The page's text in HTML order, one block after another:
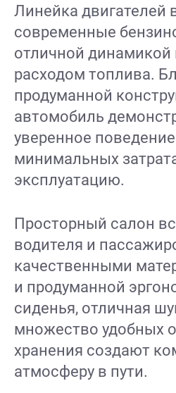
Линейка двигателей
современные
отличной
расходом топлива.
продуманной
автомобиль
уверенное
минимальных
эксплуатацию.
Просторный салон
водителя и
качественными
и продуманной
сиденья, отличная
множество удобных
хранения создают
атмосферу в пути.